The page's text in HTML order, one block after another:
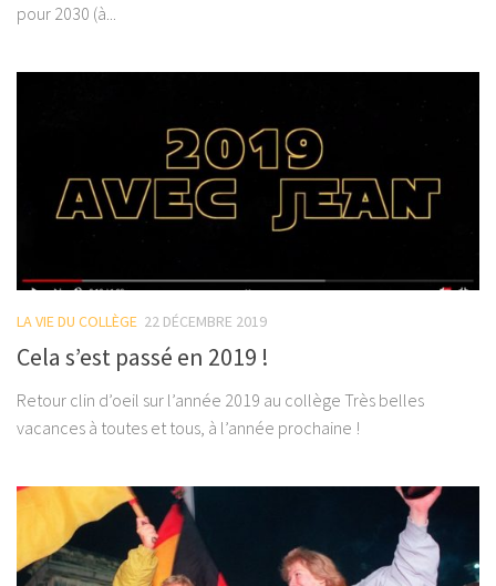
pour 2030 (à...
LA VIE DU COLLÈGE 22 DÉCEMBRE 2019
Cela s’est passé en 2019 !
Retour clin d’oeil sur l’année 2019 au collège Très belles
vacances à toutes et tous, à l’année prochaine !